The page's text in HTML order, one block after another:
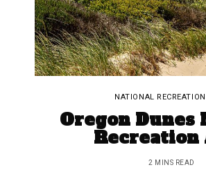
NATIONAL
Oregon Dunes
Recreation
2 MINS READ